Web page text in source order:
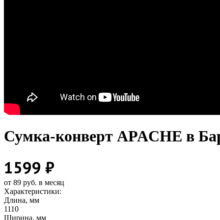
Сумка-конверт APACHE в
1599 ₽
от 89 руб. в месяц
Характеристики:
Длина, мм
1110
Ширина, мм